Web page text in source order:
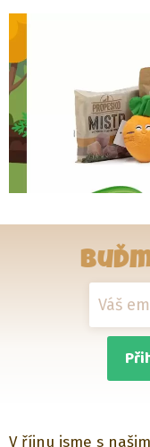
V říjnu jsme s